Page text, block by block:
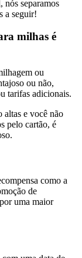
nós separamos
a seguir!
milhas é
ou
ou não,
tarifas adicionais.
altas e você não
pelo cartão, é
como a
de
uma maior